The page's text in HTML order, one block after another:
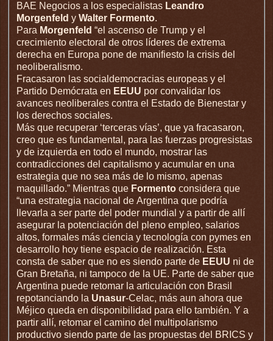
BAE Negocios a los especialistas Leandro
Morgenfeld y Walter Formento.
Para Morgenfeld “el ascenso de Trump y el
crecimiento electoral de otros líderes de extrema
derecha en Europa pone de manifiesto la crisis del
neoliberalismo.
Fracasaron las socialdemocracias europeas y el
Partido Demócrata en EEUU por convalidar los
avances neoliberales contra el Estado de Bienestar y
los derechos sociales.
Más que recuperar ‘terceras vías’, que ya fracasaron,
creo que es fundamental, para las fuerzas progresistas
y de izquierda en todo el mundo, mostrar las
contradicciones del capitalismo y acumular en una
estrategia que no sea más de lo mismo, apenas
maquillado.” Mientras que Formento considera que
“una estrategia nacional de Argentina que podría
llevarla a ser parte del poder mundial y a partir de allí
asegurar la potenciación del pleno empleo, salarios
altos, formales más ciencia y tecnología con pymes en
desarrollo hoy tiene espacio de realización. Esta
consta de saber que no es siendo parte de EEUU ni de
Gran Bretaña, ni tampoco de la UE. Parte de saber que
Argentina puede retomar la articulación con Brasil
repotanciando la Unasur-Celac, más aun ahora que
Méjico queda en disponibilidad para ello también. Y a
partir allí, retomar el camino del multipolarismo
productivo siendo parte de las propuestas del BRICS y